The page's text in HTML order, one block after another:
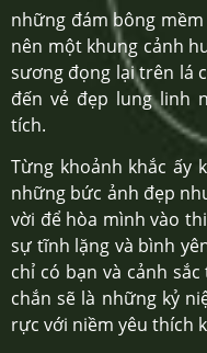
những đám bông
nên một khung cảnh
sương đọng lại trên lá
đến vẻ đẹp lung linh
tích.
Từng khoảnh khắc ấy
những bức ảnh đẹp
vời để hòa mình vào
sự tĩnh lặng và bình
chỉ có bạn và cảnh
chắn sẽ là những kỷ
rực với niềm yêu thích